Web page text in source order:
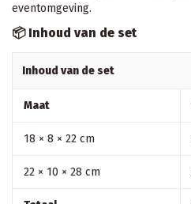
eventomgeving.
📦 Inhoud van de set
Inhoud van de set
Maat
18 × 8 × 22 cm
22 × 10 × 28 cm